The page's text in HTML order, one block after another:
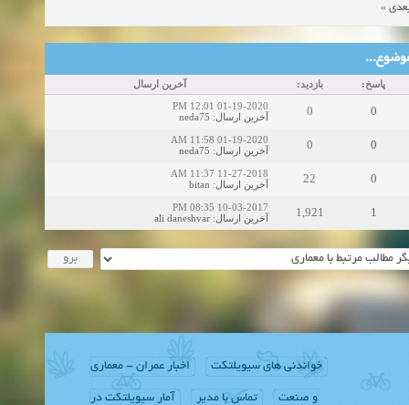
»
پاسخ: بازدید: آخرین ارسال
0
0
01-19-2020 12:01 PM
آخرین ارسال:
neda75
0
0
01-19-2020 11:58 AM
آخرین ارسال:
neda75
0
22
11-27-2018 11:37 AM
آخرین ارسال:
bitan
1
1,921
10-03-2017 08:35 PM
آخرین ارسال:
ali daneshvar
خواندنی های سیویلتکت اخبار عمران - معماری
و صنعت تماس با مدیر آمار سیویلتکت در